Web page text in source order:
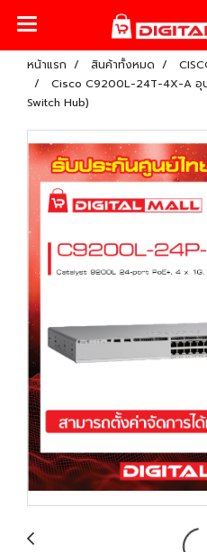
หน้าแรก สินค้าทั้งหมด
Cisco C9200L-24T-4X-A
Switch Hub)